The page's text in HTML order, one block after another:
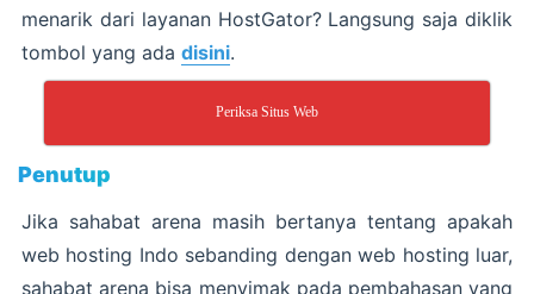
menarik dari layanan HostGator? Langsung saja diklik
tombol yang ada disini.
Periksa Situs Web
Penutup
Jika sahabat arena masih bertanya tentang apakah
web hosting Indo sebanding dengan web hosting luar,
sahabat arena bisa menyimak pada pembahasan yang